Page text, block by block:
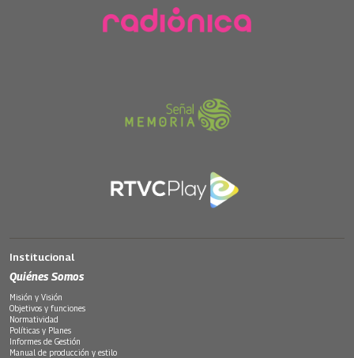
Institucional
Quiénes Somos
Misión y Visión
Objetivos y funciones
Normatividad
Políticas y Planes
Informes de Gestión
Manual de producción y estilo